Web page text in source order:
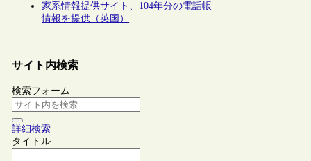
家系情報提供サイト、104年分の電話帳
情報を提供（英国）
サイト内検索
検索フォーム
詳細検索
タイトル